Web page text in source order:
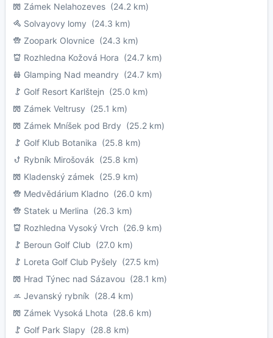
Zámek Nelahozeves (24.2 km)
Solvayovy lomy (24.3 km)
Zoopark Olovnice (24.3 km)
Rozhledna Kožová Hora (24.7 km)
Glamping Nad meandry (24.7 km)
Golf Resort Karlštejn (25.0 km)
Zámek Veltrusy (25.1 km)
Zámek Mníšek pod Brdy (25.2 km)
Golf Klub Botanika (25.8 km)
Rybník Mirošovák (25.8 km)
Kladenský zámek (25.9 km)
Medvědárium Kladno (26.0 km)
Statek u Merlina (26.3 km)
Rozhledna Vysoký Vrch (26.9 km)
Beroun Golf Club (27.0 km)
Loreta Golf Club Pyšely (27.5 km)
Hrad Týnec nad Sázavou (28.1 km)
Jevanský rybník (28.4 km)
Zámek Vysoká Lhota (28.6 km)
Golf Park Slapy (28.8 km)